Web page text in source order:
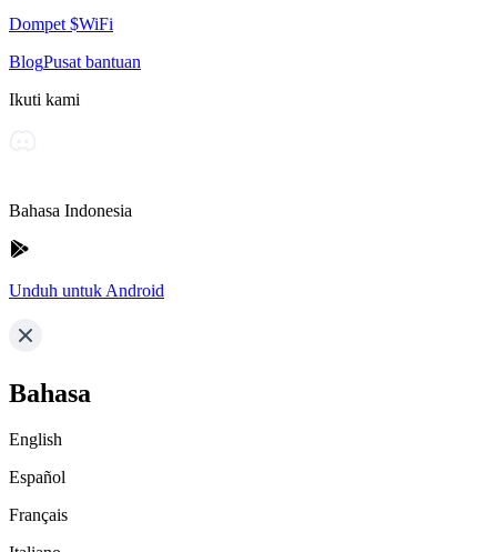
Dompet $WiFi
BlogPusat bantuan
Ikuti kami
Bahasa Indonesia
Unduh untuk Android
Bahasa
English
Español
Français